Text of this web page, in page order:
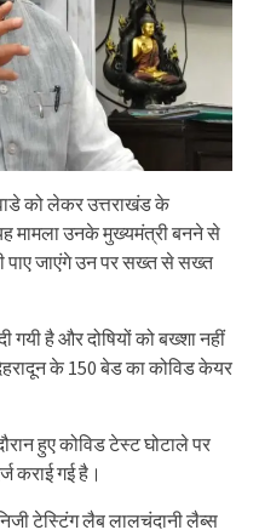
को लेकर उत्तराखंड के
मामला उनके मुख्यमंत्री बनने से
पाए जाएंगे उन पर सख्त से सख्त
गयी है और दोषियों को बख्शा नहीं
के 150 बेड का कोविड केयर
हुए कोविड टेस्ट घोटाले पर
कराई गई है।
टेस्टिंग लैब लालचंदानी लैब्स